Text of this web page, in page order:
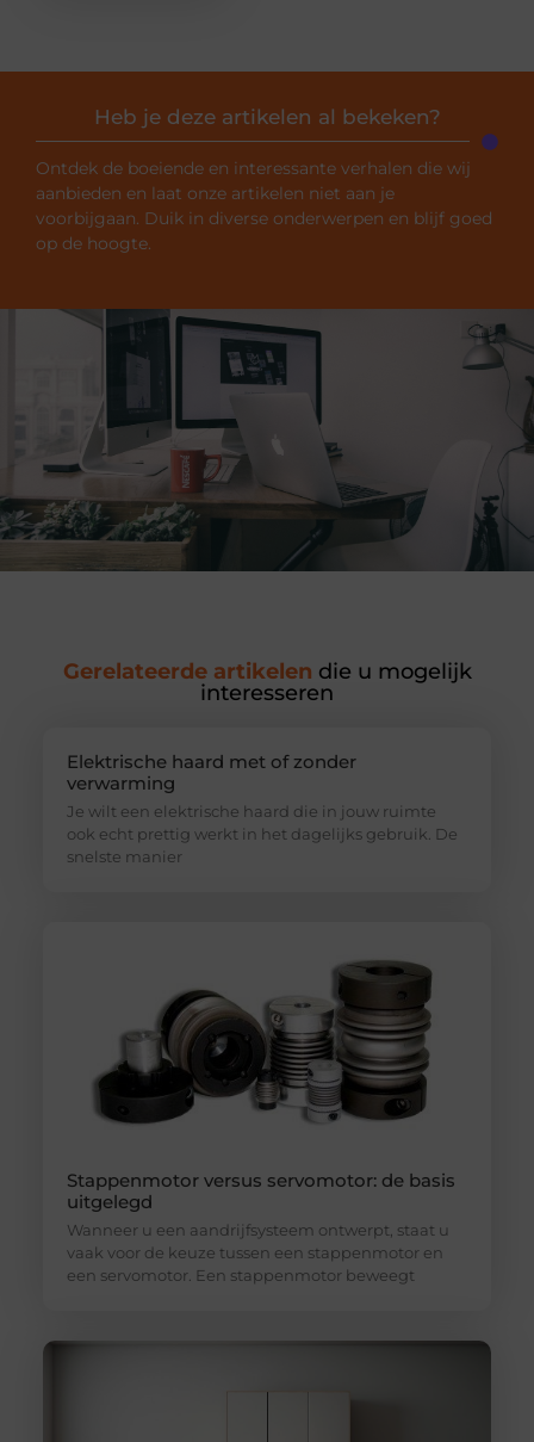
Heb je deze artikelen al bekeken?
Ontdek de boeiende en interessante verhalen die wij
aanbieden en laat onze artikelen niet aan je
voorbijgaan. Duik in diverse onderwerpen en blijf goed
op de hoogte.
Gerelateerde artikelen die u mogelijk
interesseren
Elektrische haard met of zonder
verwarming
Je wilt een elektrische haard die in jouw ruimte
ook echt prettig werkt in het dagelijks gebruik. De
snelste manier
Stappenmotor versus servomotor: de basis
uitgelegd
Wanneer u een aandrijfsysteem ontwerpt, staat u
vaak voor de keuze tussen een stappenmotor en
een servomotor. Een stappenmotor beweegt